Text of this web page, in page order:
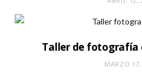
Taller de fotografía
MARZO